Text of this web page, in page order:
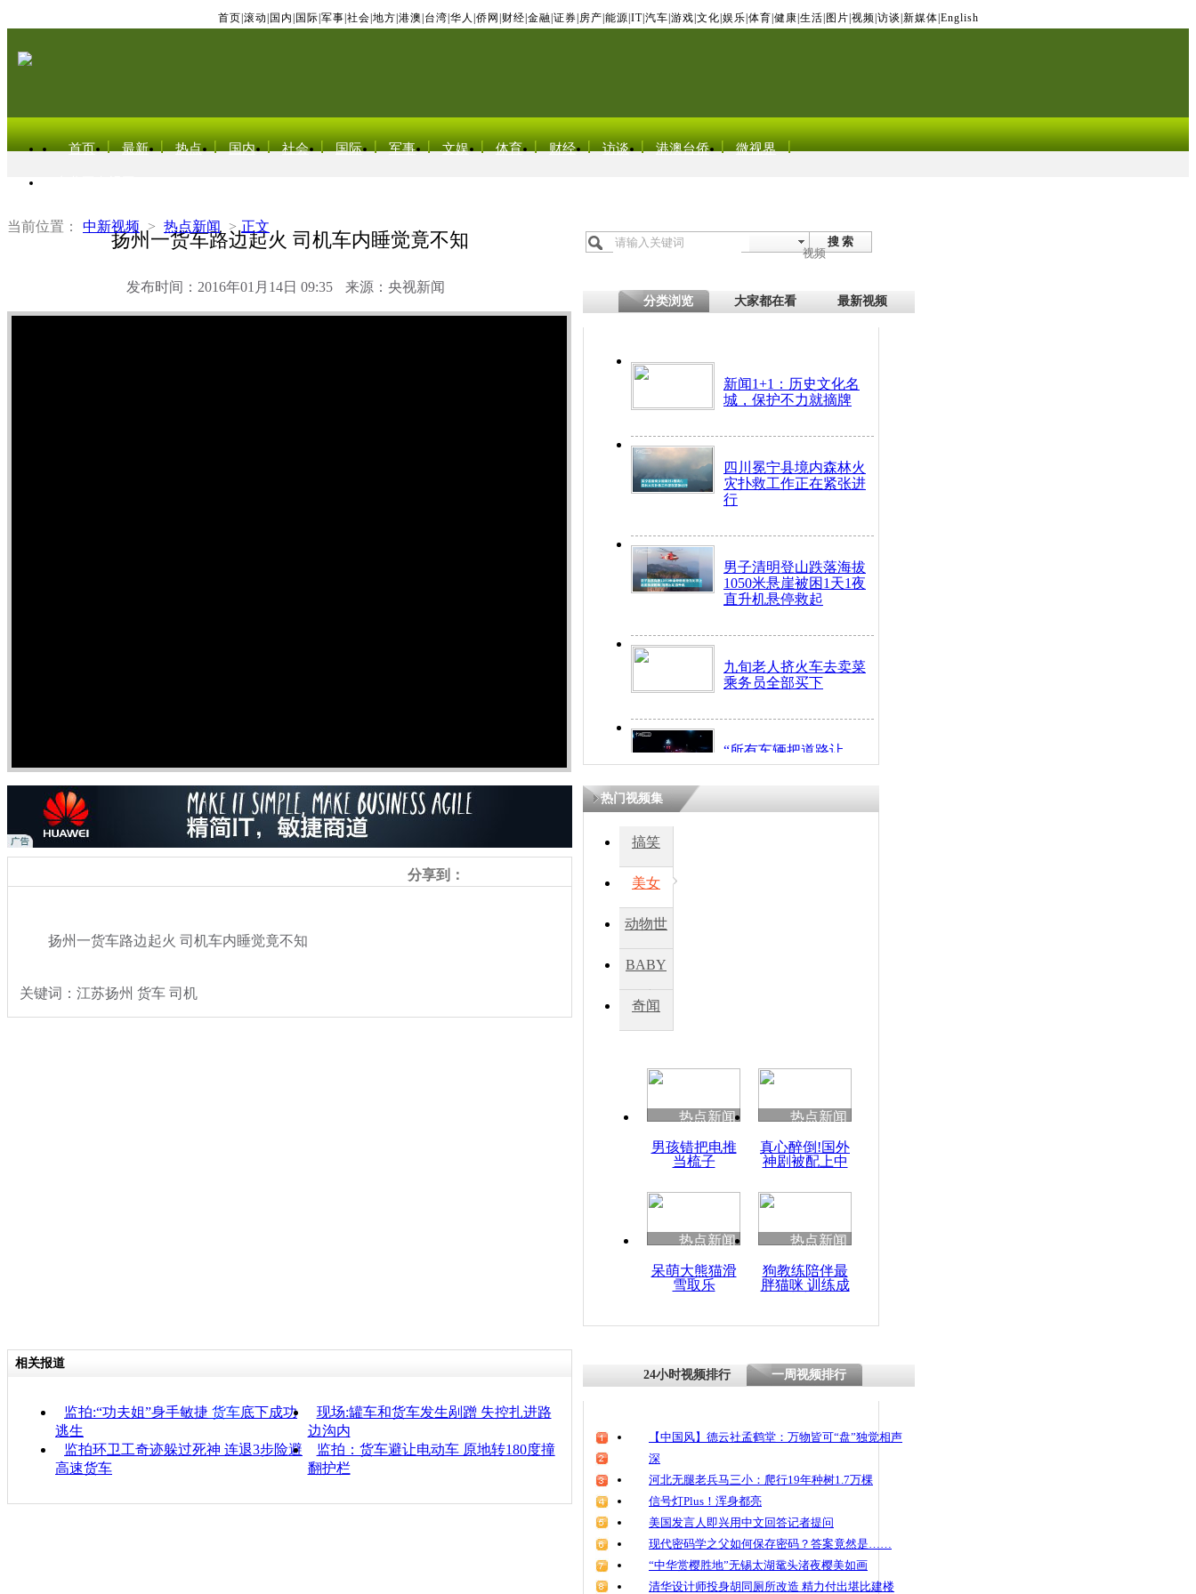
首页 滚动 国内 国际 军事 社会 地方 港澳 台湾 华人 侨网 财经 金融 证券 房产 能源 IT| 汽车 游戏 文化 娱乐 体育 健康 生活 图片 视频 访谈 新媒体 English
首页 最新 热点 国内 社会 国际 军事 文娱 体育 财经 访谈 港澳台侨 微视界
当前位置： 中新视频 > 热点新闻 > 正文
扬州一货车路边起火 司机车内睡觉竟不知
发布时间：2016年01月14日 09:35 来源：央视新闻
搜 索
视频
分类浏览 大家都在看 最新视频
新闻1+1：历史文化名
城，保护不力就摘牌
四川冕宁县境内森林火
灾扑救工作正在紧张进
行
男子清明登山跌落海拔
1050米悬崖被困1天1夜
直升机悬停救起
九旬老人挤火车去卖菜
乘务员全部买下
“所有车辆把道路让
开！”儿童突发疾病交
因
度苗族花山节
魂
分享到：
扬州一货车路边起火 司机车内睡觉竟不知
关键词：江苏扬州 货车 司机
热门视频集
搞笑
美女
动物世
BABY
秀
奇闻
热点新闻
男孩错把电推
当梳子
热点新闻
真心醉倒!国外
神剧被配上中
热点新闻
呆萌大熊猫滑
雪取乐
热点新闻
狗教练陪伴最
胖猫咪 训练成
相关报道
监拍:“功夫姐”身手敏捷 货车底下成功
逃生
现场:罐车和货车发生剐蹭 失控扎进路
边沟内
监拍环卫工奇迹躲过死神 连退3步险避
高速货车
监拍：货车避让电动车 原地转180度撞
翻护栏
24小时视频排行 一周视频排行
【中国风】德云社孟鹤堂：万物皆可“盘”独觉相声
深
河北无腿老兵马三小：爬行19年种树1.7万棵
信号灯Plus！浑身都亮
美国发言人即兴用中文回答记者提问
现代密码学之父如何保存密码？答案竟然是……
“中华赏樱胜地”无锡太湖鼋头渚夜樱美如画
清华设计师投身胡同厕所改造 精力付出堪比建楼